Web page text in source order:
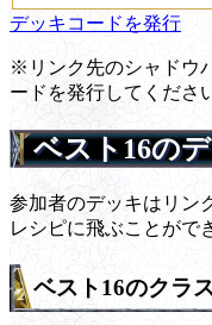
デッキコードを発行
※リンク先のシャドウ
ードを発行してくださ
ベスト16の
参加者のデッキはリン
レシピに飛ぶことがで
ベスト16のクラ